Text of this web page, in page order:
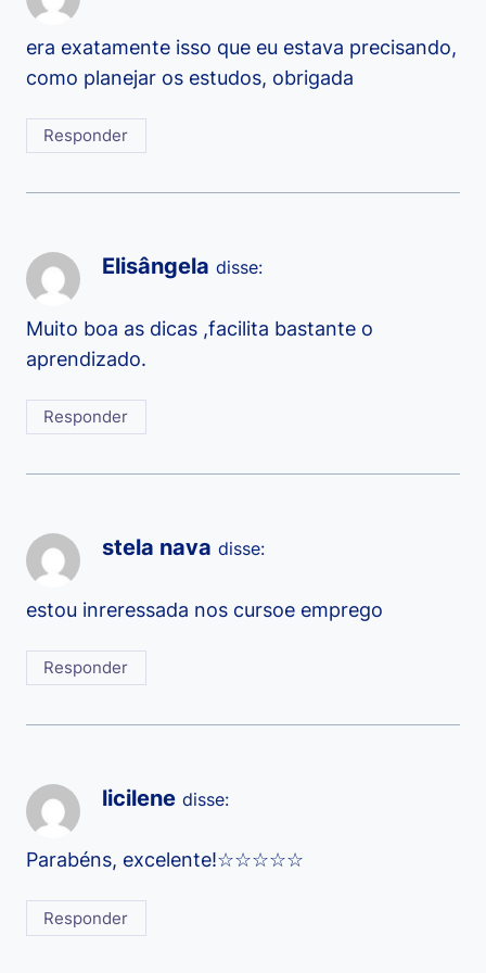
era exatamente isso que eu estava precisando,
como planejar os estudos, obrigada
Responder
Elisângela disse:
Muito boa as dicas ,facilita bastante o
aprendizado.
Responder
stela nava disse:
estou inreressada nos cursoe emprego
Responder
licilene disse:
Parabéns, excelente!☆☆☆☆☆
Responder